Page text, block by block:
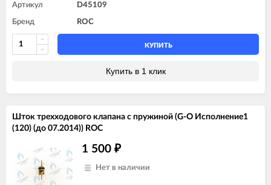
Артикул D45109
Бренд ROC
КУПИТЬ
Купить в 1 клик
Шток трехходового клапана с пружиной (G-O Исполнение1
(120) (до 07.2014)) ROC
1 500 ₽
Нет в наличии